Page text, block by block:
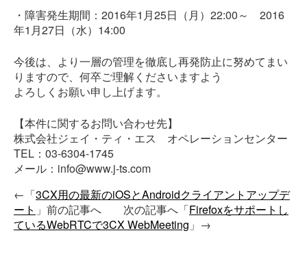
・障害発生期間：2016年1月25日（月）22:00～ 2016
年1月27日（水）14:00
今後は、より一層の管理を徹底し再発防止に努めてまい
りますので、何卒ご理解くださいますよう
よろしくお願い申し上げます。
【本件に関するお問い合わせ先】
株式会社ジェイ・ティ・エス オペレーションセンター
TEL：03-6304-1745
メール：info@www.j-ts.com
←「3CX用の最新のiOSとAndroidクライアントアップデ
ート 」前の記事へ 次の記事へ「Firefoxをサポートし
ているWebRTCで3CX WebMeeting 」→